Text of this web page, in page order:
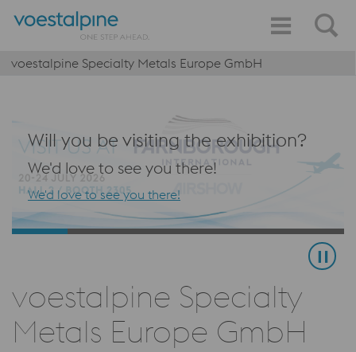
voestalpine Specialty Metals Europe GmbH
Will you be visiting the exhibition?
We'd love to see you there!
We'd love to see you there!
voestalpine Specialty
Metals Europe GmbH